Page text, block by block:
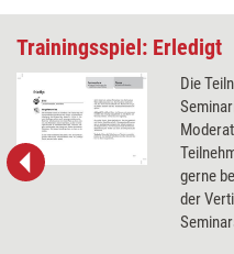
Trainingsspiel: Erledigt
Die
gerne
der